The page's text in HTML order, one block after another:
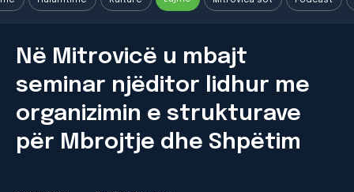
Në Mitrovicë u mbajt
seminar njëditor lidhur me
organizimin e strukturave
për Mbrojtje dhe Shpëtim